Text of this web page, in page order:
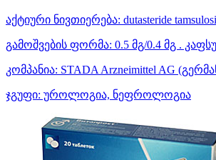
აქტიური ნივთიერება: dutasteride
გამოშვების ფორმა: 0.5 მგ/0.4 მგ .
კომპანია: STADA Arzneimittel AG
ჯგუფი: უროლოგია, ნეფროლოგია